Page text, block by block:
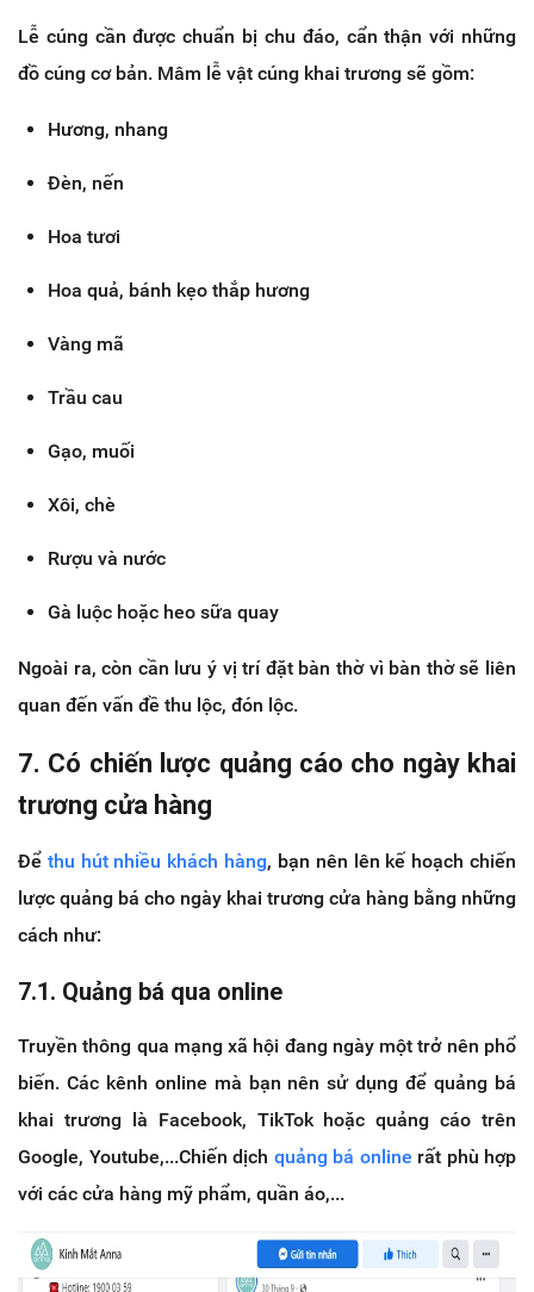
Lễ cúng cần được chuẩn bị chu đáo, cẩn thận với những
đồ cúng cơ bản. Mâm lễ vật cúng khai trương sẽ gồm:
Hương, nhang
Đèn, nến
Hoa tươi
Hoa quả, bánh kẹo thắp hương
Vàng mã
Trầu cau
Gạo, muối
Xôi, chè
Rượu và nước
Gà luộc hoặc heo sữa quay
Ngoài ra, còn cần lưu ý vị trí đặt bàn thờ vì bàn thờ sẽ liên
quan đến vấn đề thu lộc, đón lộc.
7. Có chiến lược quảng cáo cho ngày khai
trương cửa hàng
Để thu hút nhiều khách hàng, bạn nên lên kế hoạch chiến
lược quảng bá cho ngày khai trương cửa hàng bằng những
cách như:
7.1. Quảng bá qua online
Truyền thông qua mạng xã hội đang ngày một trở nên phổ
biến. Các kênh online mà bạn nên sử dụng để quảng bá
khai trương là Facebook, TikTok hoặc quảng cáo trên
Google, Youtube,...Chiến dịch quảng bá online rất phù hợp
với các cửa hàng mỹ phẩm, quần áo,...